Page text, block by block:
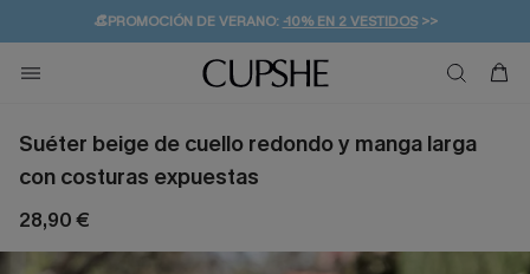
👒PROMOCIÓN DE VERANO:-10% EN 2 VESTIDOS>>
💌¡SUSCRIBIRSE & GANAR -10% EXTRA!
🚚ENVÍO GRATUITO A PARTIR DE 49 € >>
Suéter beige de cuello redondo y manga larga
con costuras expuestas
28,90 €